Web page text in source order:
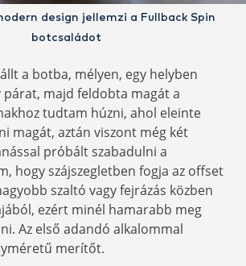
design jellemzi a Fullback Spin
botcsaládot
a botba, mélyen, egy helyben
majd feldobta magát a
tudtam húzni, ahol eleinte
magát, aztán viszont még két
próbált szabadulni a
hogy szájszegletben fogja az offset
szaltó vagy fejrázás közben
ezért minél hamarabb meg
Az első adandó alkalommal
merítőt.